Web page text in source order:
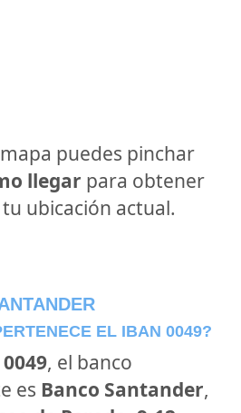
puedes pinchar
llegar para obtener
ubicación actual.
EL IBAN 0049?
0049, el banco
es Banco Santander,